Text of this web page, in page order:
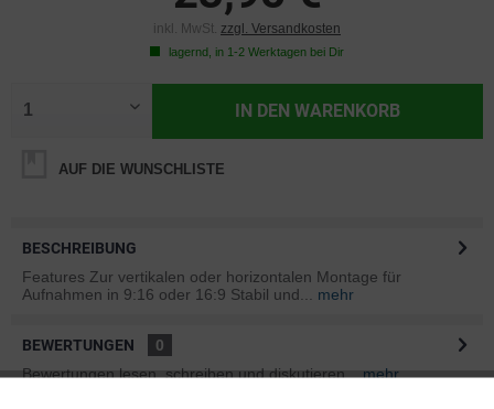
inkl. MwSt. zzgl. Versandkosten
lagernd, in 1-2 Werktagen bei Dir
IN DEN WARENKORB
AUF DIE WUNSCHLISTE
BESCHREIBUNG
Features Zur vertikalen oder horizontalen Montage für
Aufnahmen in 9:16 oder 16:9 Stabil und...
mehr
BEWERTUNGEN
0
Bewertungen lesen, schreiben und diskutieren...mehr